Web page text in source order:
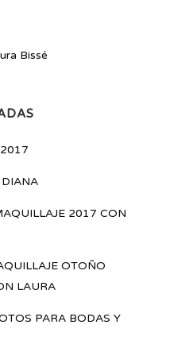
Bissé
2017 CON
OTOÑO
LAURA
PARA BODAS Y